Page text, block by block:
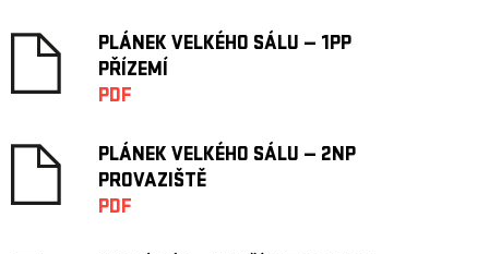
PLÁNEK VELKÉHO SÁLU — 1PP
PŘÍZEMÍ
PDF
PLÁNEK VELKÉHO SÁLU — 2NP
PROVAZIŠTĚ
PDF